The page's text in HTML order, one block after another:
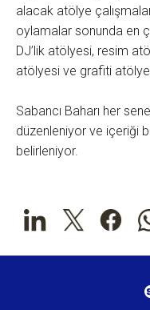
alacak atölye
oylamalar sonunda en
DJ’lik atölyesi, resim
atölyesi ve grafiti
Sabancı Baharı her
düzenleniyor ve içeriği
belirleniyor.